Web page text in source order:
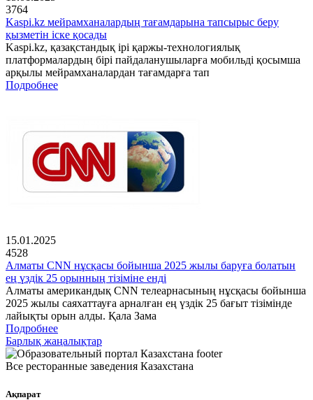
3764
Kaspi.kz мейрамханалардың тағамдарына тапсырыс беру
қызметін іске қосады
Kaspi.kz, қазақстандық ірі қаржы-технологиялық
платформалардың бірі пайдаланушыларға мобильді қосымша
арқылы мейрамханалардан тағамдарға тап
Подробнее
15.01.2025
4528
Алматы CNN нұсқасы бойынша 2025 жылы баруға болатын
ең үздік 25 орынның тізіміне енді
Алматы американдық CNN телеарнасының нұсқасы бойынша
2025 жылы саяхаттауға арналған ең үздік 25 бағыт тізімінде
лайықты орын алды. Қала Зама
Подробнее
Барлық жаңалықтар
Все ресторанные заведения Казахстана
Ақпарат